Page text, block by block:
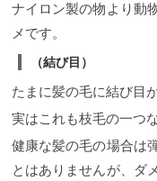
ナイロン製の物より動
メです。
（結び目）
たまに髪の毛に結び目
実はこれも枝毛の一つ
健康な髪の毛の場合は
とはありませんが、ダ